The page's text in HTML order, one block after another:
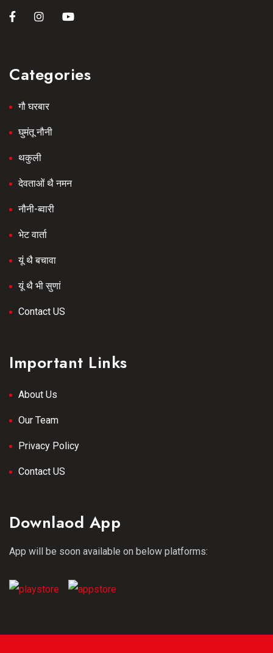
Categories
गौ घरबार
घुमंतू नौनी
थकुली
देवताओं थै नमन
नौनी-ब्वारी
भेट वार्ता
यूं थै बचावा
यूं थै भी सुणां
Contact US
Important Links
About Us
Our Team
Privacy Policy
Contact US
Downlaod App
App will be soon available on below platforms: